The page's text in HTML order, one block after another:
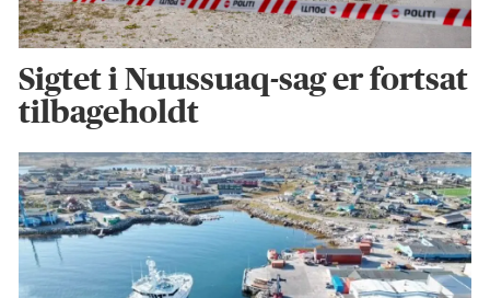
Sigtet i Nuussuaq-sag er fortsat
tilbageholdt